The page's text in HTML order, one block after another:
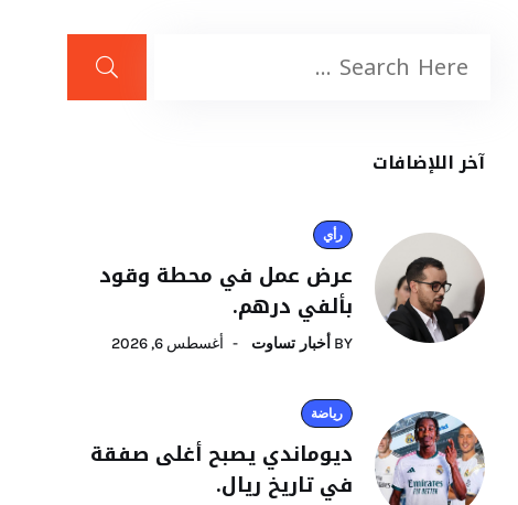
آخر اللإضافات
رأي
عرض عمل في محطة وقود
بألفي درهم.
BY أخبار تساوت أغسطس 6, 2026
رياضة
ديوماندي يصبح أغلى صفقة
في تاريخ ريال.